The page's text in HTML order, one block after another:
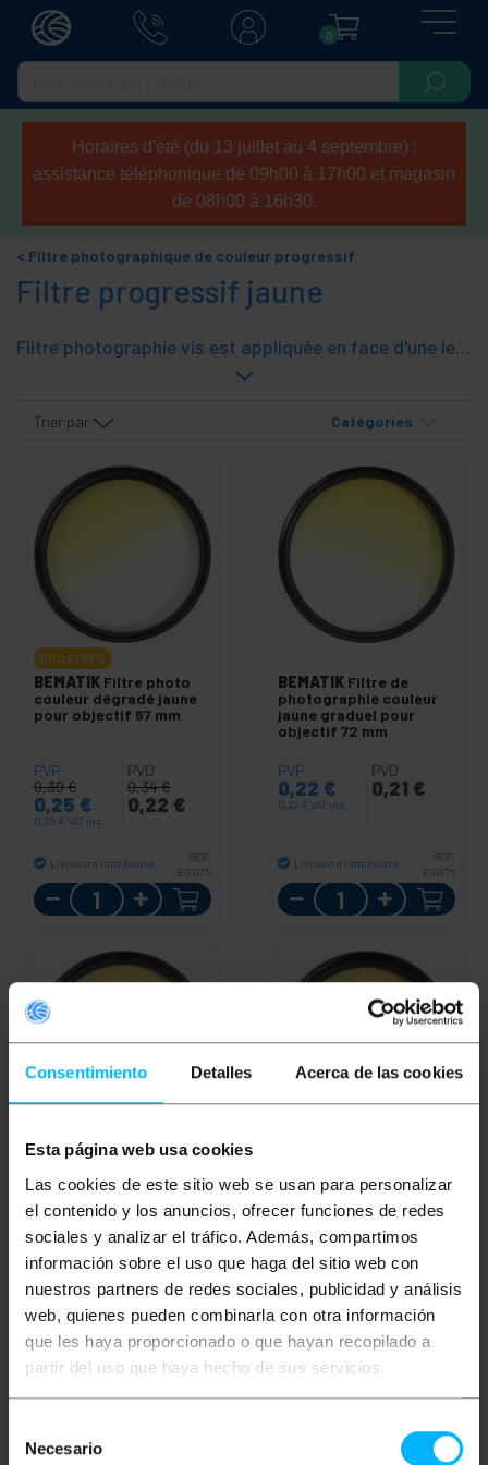
Consentimiento Detalles Acerca de las cookies
Esta página web usa cookies
Las cookies de este sitio web se usan para personalizar
el contenido y los anuncios, ofrecer funciones de redes
sociales y analizar el tráfico. Además, compartimos
información sobre el uso que haga del sitio web con
nuestros partners de redes sociales, publicidad y análisis
web, quienes pueden combinarla con otra información
que les haya proporcionado o que hayan recopilado a
partir del uso que haya hecho de sus servicios.
Necesario
0
Horaires d'été (du 13 juillet au 4 septembre) :
assistance téléphonique de 09h00 à 17h00 et magasin
de 08h00 à 16h30.
Filtre photographique de couleur progressif
Filtre progressif jaune
Filtre photographie vis est appliquée en face d'une lentille d'une caméra pour obtenir un effet donnée. Filtre de couleur jaune comprenant un passe progressives optiques à partir d'au jaune clair, divisé par un axe central imaginaire. Il a double fil de définir des filtres ou autres boucliers que filtre. Fait lentille en verre et l'anneau métallique.
Trier par Catégories
OUTLET 35%
BEMATIK Filtre photo
couleur dégradé jaune
pour objectif 67 mm
PVP
0,39€
0,25 €
0,25 € VAT inc.
PVD
0,34€
0,22 €
Livraison immédiate
REF:
EG075
Quantité
BEMATIK Filtre de
photographie couleur
jaune graduel pour
objectif 72 mm
PVP
0,22 €
0,22 € VAT inc.
PVD
0,21 €
Livraison immédiate
REF:
EG076
Quantité
couleur dégradé jaune
PVP
0,22€
0,22€VAT inc.
PVD
0,21€
Livraison immédiate
REF:
Quantité
photographie couleur
graduelle jaune pour
objectif de 52 mm
PVP
0,39€
0,25€
PVD
0,34€
0,22€
Livraison immédiate
Quantité